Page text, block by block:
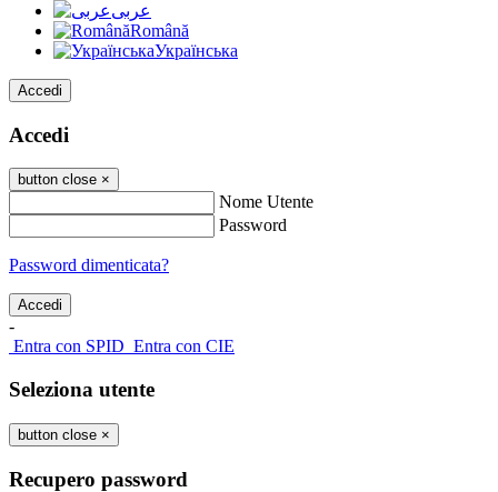
عربى
Română
Українська
Accedi
Accedi
button close ×
Nome Utente
Password
Password dimenticata?
-
Entra con SPID Entra con CIE
Seleziona utente
button close ×
Recupero password